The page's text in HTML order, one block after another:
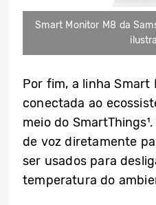
Smart Monitor M8 da
Por fim, a linha Smart
conectada ao
meio do
de voz diretamente
ser usados para
temperatura do